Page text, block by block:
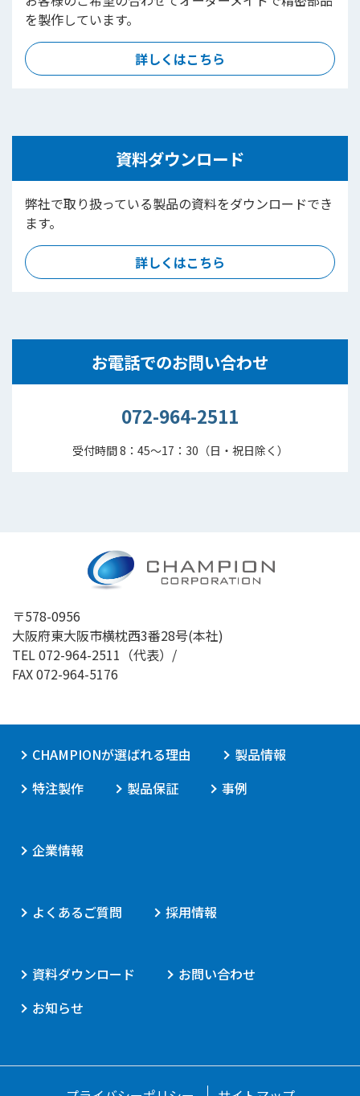
を製作しています。
詳しくはこちら
資料ダウンロード
弊社で取り扱っている製品の資料をダウンロードでき
ます。
詳しくはこちら
お電話でのお問い合わせ
072-964-2511
受付時間 8：45～17：30（日・祝日除く）
〒578-0956
大阪府東大阪市横枕西3番28号(本社)
TEL072-964-2511 （代表）/
FAX 072-964-5176
CHAMPIONが選ばれる理由
製品情報
特注製作
製品保証 事例
企業情報
よくあるご質問 採用情報
資料ダウンロード
お問い合わせ
お知らせ